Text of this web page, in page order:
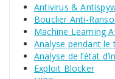
Antivirus &
Bouclier Anti-
Machine Learning
Analyse pendant le
Analyse de l’état
Exploit Blocker